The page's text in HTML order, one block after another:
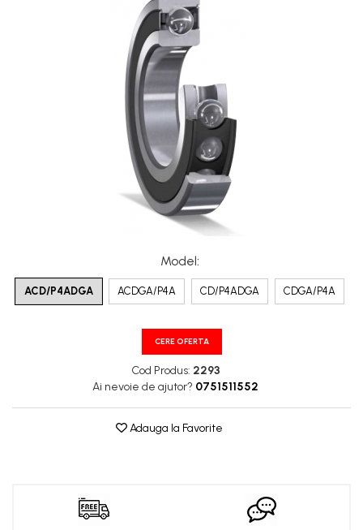
Model:
ACD/P4ADGA ACDGA/P4A CD/P4ADGA CDGA/P4A
CERE OFERTA
Cod Produs: 2293
Ai nevoie de ajutor? 0751511552
Adauga la Favorite